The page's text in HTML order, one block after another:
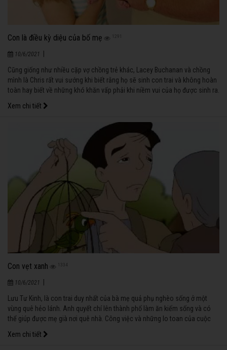
Con là điều kỳ diệu của bố mẹ 1291
10/6/2021
|
Cũng giống như nhiều cặp vợ chồng trẻ khác, Lacey Buchanan và chồng
mình là Chris rất vui sướng khi biết rằng họ sẽ sinh con trai và không hoàn
toàn hay biết về những khó khăn vấp phải khi niềm vui của họ được sinh ra.
Xem chi tiết
Con vẹt xanh 1334
10/6/2021
Lưu Tư Kinh, là con trai duy nhất của bà mẹ quả phụ nghèo sống ở một
vùng quê hẻo lánh. Anh quyết chí lên thành phố làm ăn kiếm sống và có
thể giúp được mẹ già nơi quê nhà. Công việc và những lo toan của cuộc
cũng đầy nhớ thương mẹ già nhưng chẳng mấy khi anh thu xếp được thời
Xem chi tiết